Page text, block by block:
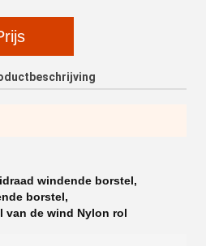
windende borstel,
borstel,
van de wind Nylon rol